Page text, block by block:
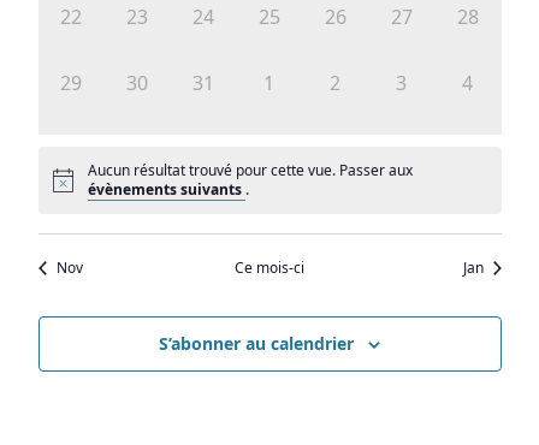
0
22
0
23
0
24
0
25
0
26
0
27
0
28
0
29
0
30
0
31
01
0
2
0
3
0
4
Aucun résultat trouvé pour cette vue. Passer aux
évènements suivants .
Nov Ce mois-ci Jan
S’abonner au calendrier